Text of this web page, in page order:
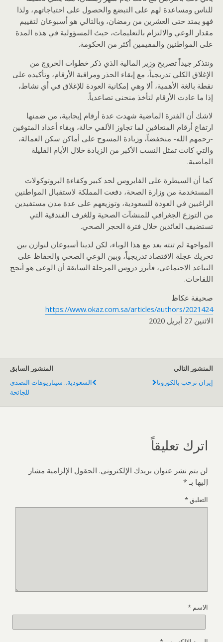
للناس ومساعدة لهم على التبضع والحصول على احتياجاتهم، ولذا
فهو يمتد حتى العشرين من رمضان، وبالتالي هو أسبوعان لتقييم
مقدار الوعي والالتزام بالتعليمات، حيث المسؤولية في هذه المدة
على المواطنين والمقيمين أكثر من الحكومة.
ونتذكر جيداً تصريح وزير المالية الذي ذكر خطوات الخروج من
الإغلاق الكلي تدريجياً، مع إبقاء الحذر ومراقبة الأرقام، وتأكيده على
نقطة بالغة الأهمية، ألا وهي إمكانية العودة للإغلاق في أي نشاط،
إذا ما عادت الأرقام لتأخذ منحنى تصاعدياً.
لاشك أن الفترة الماضية شهدت عدة أرقام إيجابية، من ضمنها
ارتفاع أرقام المتعافين لما تجاوز الألفي حالة، وبقاء أعداد المتوفين
-رحمهم الله- منخفضاً، وزيادة المسوح على أماكن سكن العمالة،
والتي كانت تمثل النسب الأكبر من الزيادة خلال الأيام القليلة
الماضية.
كما أن السيطرة على الفايروس لحد كبير وكفاءة البروتوكولات
المستخدمة من وزارة الصحة، دفعت المملكة لاستقبال المواطنين
الراغبين في العودة للسعودية، وتوزيعهم على عدة مدن مستفيدين
من التوزع الجغرافي للمنشآت الصحية وللغرف الفندقية التي
تستضيف العائدين خلال فترة الحجر الصحي.
المواجهة لم تنته بعد مع هذا الوباء، لكن لدينا أسبوعان لنوازن بين
تحريك عجلة الاقتصاد تدريجياً، وبين الوعي الصحي والحفاظ على
التباعد الاجتماعي، فأبرز دروس المرحلة السابقة أن الوعي هو أنجح
اللقاحات.
صحيفة عكاظ
https://www.okaz.com.sa/articles/authors/2021424
الاثنين 27 أبريل 2020
المنشور السابق
السعودية.. سيناريوهات التصدي
للجائحة
المنشور التالي
إيران ترحب بالكورونا
اترك تعليقاً
لن يتم نشر عنوان بريدك الإلكتروني. الحقول الإلزامية مشار
إليها بـ *
التعليق*
الاسم *